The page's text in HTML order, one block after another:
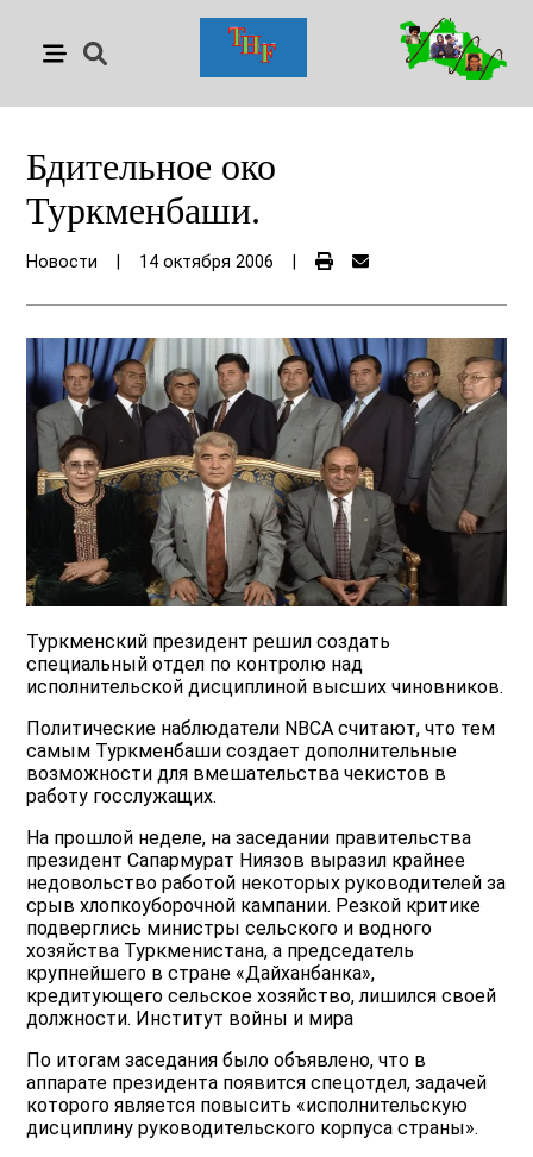
Бдительное око
Туркменбаши.
Новости 14 октября 2006
Туркменский президент решил создать
специальный отдел по контролю над
исполнительской дисциплиной высших чиновников.
Политические наблюдатели NBCA считают, что тем
самым Туркменбаши создает дополнительные
возможности для вмешательства чекистов в
работу госслужащих.
На прошлой неделе, на заседании правительства
президент Сапармурат Ниязов выразил крайнее
недовольство работой некоторых руководителей за
срыв хлопкоуборочной кампании. Резкой критике
подверглись министры сельского и водного
хозяйства Туркменистана, а председатель
крупнейшего в стране «Дайханбанка»,
кредитующего сельское хозяйство, лишился своей
должности. Институт войны и мира
По итогам заседания было объявлено, что в
аппарате президента появится спецотдел, задачей
которого является повысить «исполнительскую
дисциплину руководительского корпуса страны».